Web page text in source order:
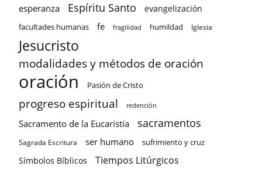
esperanza Espíritu Santo evangelización
facultades humanas fe fragilidad humildad Iglesia
Jesucristo
modalidades y métodos de oración
oración Pasión de Cristo
progreso espiritual redención
Sacramento de la Eucaristía sacramentos
Sagrada Escritura ser humano sufrimiento y cruz
Símbolos Bíblicos Tiempos Litúrgicos